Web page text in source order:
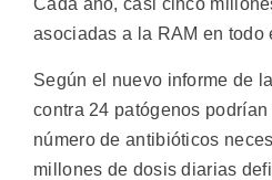
Cada año, casi cinco
asociadas a la RAM en todo
Según el nuevo informe de
contra 24 patógenos podrían
número de antibióticos
millones de dosis diarias